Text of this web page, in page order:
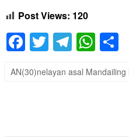
Post Views: 120
Facebook
Twitter
AN(30)nelayan asal Mandailing